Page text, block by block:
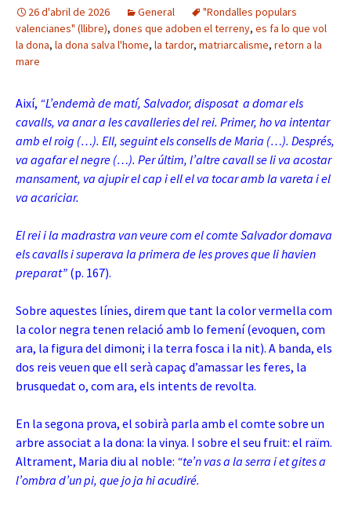
26 d'abril de 2026 General
"Rondalles populars
valencianes" (llibre), dones que adoben el terreny, es fa lo que vol
la dona, la dona salva l'home, la tardor, matriarcalisme, retorn a la
mare
Així, “L’endemà de matí, Salvador, disposat a domar els
cavalls, va anar a les cavalleries del rei. Primer, ho va intentar
amb el roig (…). Ell, seguint els consells de Maria (…). Després,
va agafar el negre (…). Per últim, l’altre cavall se li va acostar
mansament, va ajupir el cap i ell el va tocar amb la vareta i el
va acariciar.
El rei i la madrastra van veure com el comte Salvador domava
els cavalls i superava la primera de les proves que li havien
preparat” (p. 167).
Sobre aquestes línies, direm que tant la color vermella com
la color negra tenen relació amb lo femení (evoquen, com
ara, la figura del dimoni; i la terra fosca i la nit). A banda, els
dos reis veuen que ell serà capaç d’amassar les feres, la
brusquedat o, com ara, els intents de revolta.
En la segona prova, el sobirà parla amb el comte sobre un
arbre associat a la dona: la vinya. I sobre el seu fruit: el raïm.
Altrament, Maria diu al noble: “te’n vas a la serra i et gites a
l’ombra d’un pi, que jo ja hi acudiré.